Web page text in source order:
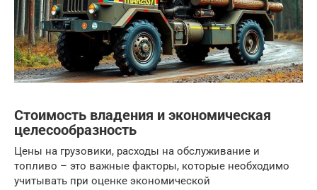
Стоимость владения и экономическая
целесообразность
Цены на грузовики, расходы на обслуживание и
топливо – это важные факторы, которые необходимо
учитывать при оценке экономической